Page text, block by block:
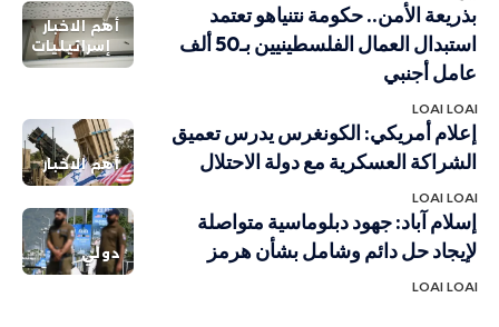
أهم الاخبار
إسرائيليات
بذريعة الأمن.. حكومة نتنياهو تعتمد
استبدال العمال الفلسطينيين بـ50 ألف
عامل أجنبي
LOAI LOAI
أهم الاخبار
إعلام أمريكي: الكونغرس يدرس تعميق
الشراكة العسكرية مع دولة الاحتلال
LOAI LOAI
دولي
إسلام آباد: جهود دبلوماسية متواصلة
لإيجاد حل دائم وشامل بشأن هرمز
LOAI LOAI